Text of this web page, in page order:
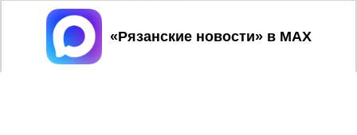
Принять